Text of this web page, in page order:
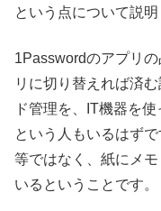
という点について説明
1Passwordのアプリ
リに切り替えれば済
ド管理を、IT機器を
という人もいるはず
等ではなく、紙にメ
いるということです。